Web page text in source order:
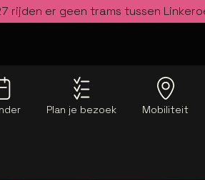
rijden er geen trams tussen
Plan je bezoek Mobiliteit